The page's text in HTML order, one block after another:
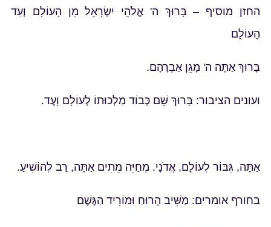
החזן מוסיף – בָּרוּךְ ה' אֱלֹהֵי יִשְׂרָאֵל מִן הָעוֹלָם וְעַד
הָעוֹלָם
בָּרוּךְ אַתָּה ה' מָגֵן אַבְרָהָם.
ועונים הציבור: בָּרוּךְ שֵׁם כְּבוֹד מַלְכוּתוֹ לְעוֹלָם וָעֶד.
אַתָּה, גִּבּוֹר לְעוֹלָם, אֲדֹנָי. מְחַיֵּה מֵתִים אַתָּה, רַב לְהוֹשִׁיעַ.
בחורף אומרים: מַשִּׁיב הָרוּחַ וּמוֹרִיד הַגֶּשֶׁם